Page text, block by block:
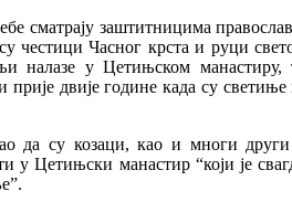
сматрају заштитницима
честици Часног крста и руци
налазе у Цетињском
прије двије године када су
да су козаци, као и многи
у Цетињски манастир “који је